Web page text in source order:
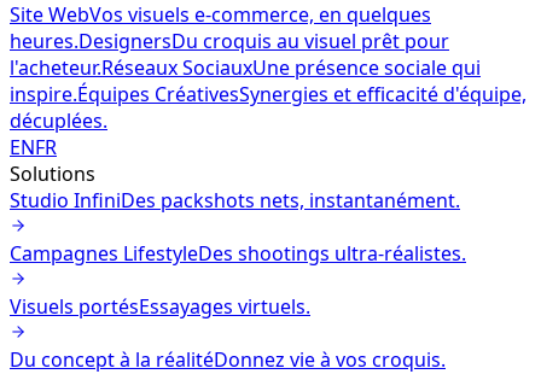
Site WebVos visuels e-commerce, en quelques
heures.DesignersDu croquis au visuel prêt pour
l'acheteur.Réseaux SociauxUne présence sociale qui
inspire.Équipes CréativesSynergies et efficacité d'équipe,
décuplées.
ENFR
Solutions
Studio InfiniDes packshots nets, instantanément.
Campagnes LifestyleDes shootings ultra-réalistes.
Visuels portésEssayages virtuels.
Du concept à la réalitéDonnez vie à vos croquis.